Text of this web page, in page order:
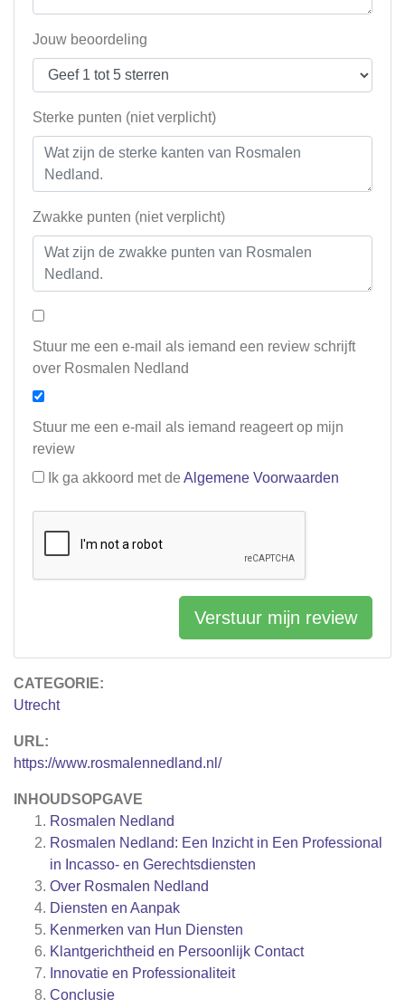
CATEGORIE:
Utrecht
URL:
https://www.rosmalennedland.nl/
INHOUDSOPGAVE
Rosmalen Nedland
Rosmalen Nedland: Een Inzicht in Een Professional
in Incasso- en Gerechtsdiensten
Over Rosmalen Nedland
Diensten en Aanpak
Kenmerken van Hun Diensten
Klantgerichtheid en Persoonlijk Contact
Innovatie en Professionaliteit
Conclusie
Jouw beoordeling
Sterke punten (niet verplicht)
Zwakke punten (niet verplicht)
Stuur me een e-mail als iemand een review schrijft
over Rosmalen Nedland
Stuur me een e-mail als iemand reageert op mijn
review
Ik ga akkoord met de Algemene Voorwaarden
Verstuur mijn review